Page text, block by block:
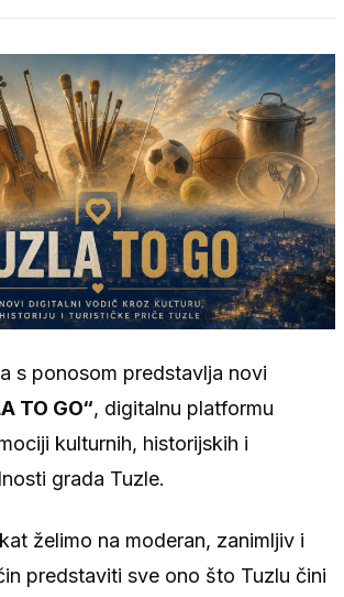
s ponosom predstavlja novi
TO GO“, digitalnu platformu
kulturnih, historijskih i
grada Tuzle.
želimo na moderan, zanimljiv i
predstaviti sve ono što Tuzlu čini